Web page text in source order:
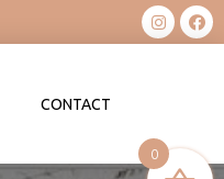
CONTACT
0